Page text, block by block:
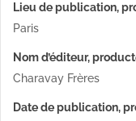
Lieu de publication,
Paris
Nom d’éditeur,
Charavay Frères
Date de publication,